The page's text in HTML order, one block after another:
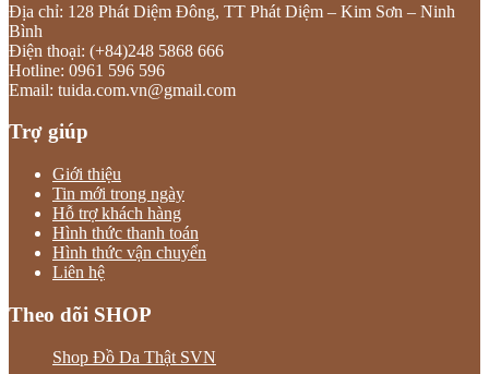
Địa chỉ: 128 Phát Diệm Đông, TT Phát Diệm – Kim Sơn – Ninh
Bình
Điện thoại: (+84)248 5868 666
Hotline: 0961 596 596
Email: tuida.com.vn@gmail.com
Trợ giúp
Giới thiệu
Tin mới trong ngày
Hỗ trợ khách hàng
Hình thức thanh toán
Hình thức vận chuyển
Liên hệ
Theo dõi SHOP
Shop Đồ Da Thật SVN